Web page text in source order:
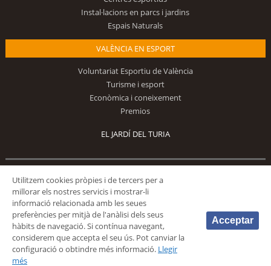
Instal·lacions en parcs i jardins
Espais Naturals
VALÈNCIA EN ESPORT
Voluntariat Esportiu de València
Turisme i esport
Econòmica i coneixement
Premios
EL JARDÍ DEL TURIA
© 2026 Fundación Deportiva Municipal Valencia |AVÍS LEGAL
Utilitzem cookies pròpies i de tercers per a
millorar els nostres servicis i mostrar-li
informació relacionada amb les seues
preferències per mitjà de l'anàlisi dels seus
hàbits de navegació. Si contínua navegant,
considerem que accepta el seu ús. Pot canviar la
configuració o obtindre més informació. Llegir
més
Acceptar